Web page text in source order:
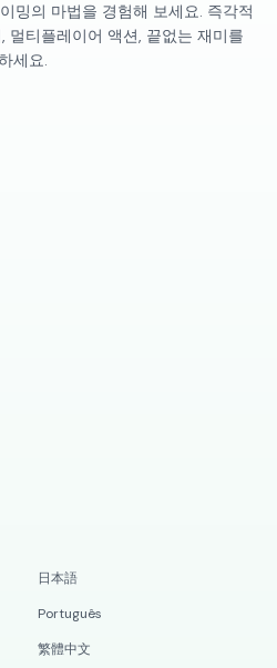
밍의 마법을 경험해 보세요. 즉각적
멀티플레이어 액션, 끝없는 재미를
세요.
日本語
Português
繁體中文